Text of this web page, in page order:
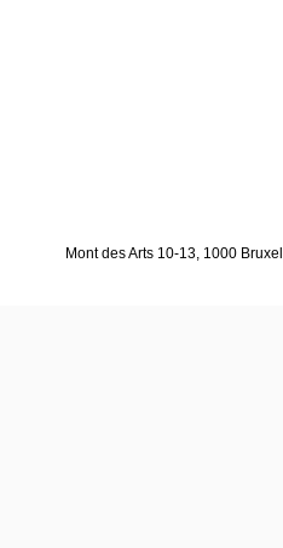
Mont des Arts 10-13, 1000